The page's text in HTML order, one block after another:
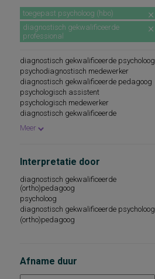
toegepast psycholoog (hbo)
diagnostisch gekwalificeerde
professional
diagnostisch gekwalificeerde psycholoog
psychodiagnostisch medewerker
diagnostisch gekwalificeerde pedagoog
psychologisch assistent
psychologisch medewerker
diagnostisch gekwalificeerde
onder supervisie van diagnostisch
Meer
Interpretatie door
diagnostisch gekwalificeerde
(ortho)pedagoog
psycholoog
diagnostisch gekwalificeerde psycholoog
(ortho)pedagoog
Afname duur